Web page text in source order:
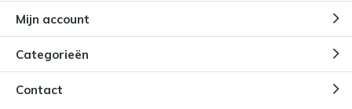
Mijn account
Categorieën
Contact